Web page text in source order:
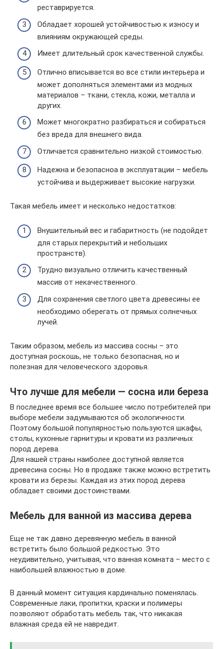
реставрируется.
Обладает хорошей устойчивостью к износу и
влияниям окружающей среды.
Имеет длительный срок качественной службы.
Отлично вписывается во все стили интерьера и
может дополняться элементами из модных
материалов – ткани, стекла, кожи, металла и
других.
Может многократно разбираться и собираться
без вреда для внешнего вида.
Отличается сравнительно низкой стоимостью.
Надежна и безопасноа в эксплуатации – мебель
устойчива и выдерживает высокие нагрузки.
Такая мебель имеет и несколько недостатков:
Внушительный вес и габаритность (не подойдет
для старых перекрытий и небольших
пространств).
Трудно визуально отличить качественный
массив от некачественного.
Для сохранения светлого цвета древесины ее
необходимо оберегать от прямых солнечных
лучей.
Таким образом, мебель из массива сосны – это
доступная роскошь, не только безопасная, но и
полезная для человеческого здоровья.
Что лучше для мебели — сосна или береза
В последнее время все большее число потребителей при
выборе мебели задумываются об экологичности.
Поэтому большой популярностью пользуются шкафы,
столы, кухонные гарнитуры и кровати из различных
пород дерева.
Для нашей страны наиболее доступной является
древесина сосны. Но в продаже также можно встретить
кровати из березы. Каждая из этих пород дерева
обладает своими достоинствами.
Мебель для ванной из массива дерева
Еще не так давно деревянную мебель в ванной
встретить было большой редкостью. Это
неудивительно, учитывая, что ванная комната – место с
наибольшей влажностью в доме.
В данный момент ситуация кардинально поменялась.
Современные лаки, пропитки, краски и полимеры
позволяют обработать мебель так, что никакая
влажная среда ей не навредит.